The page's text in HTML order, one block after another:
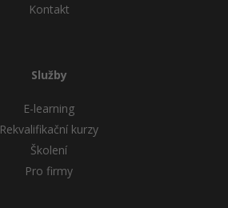
Kontakt
Služby
E-learning
Rekvalifikační kurzy
Školení
Pro firmy